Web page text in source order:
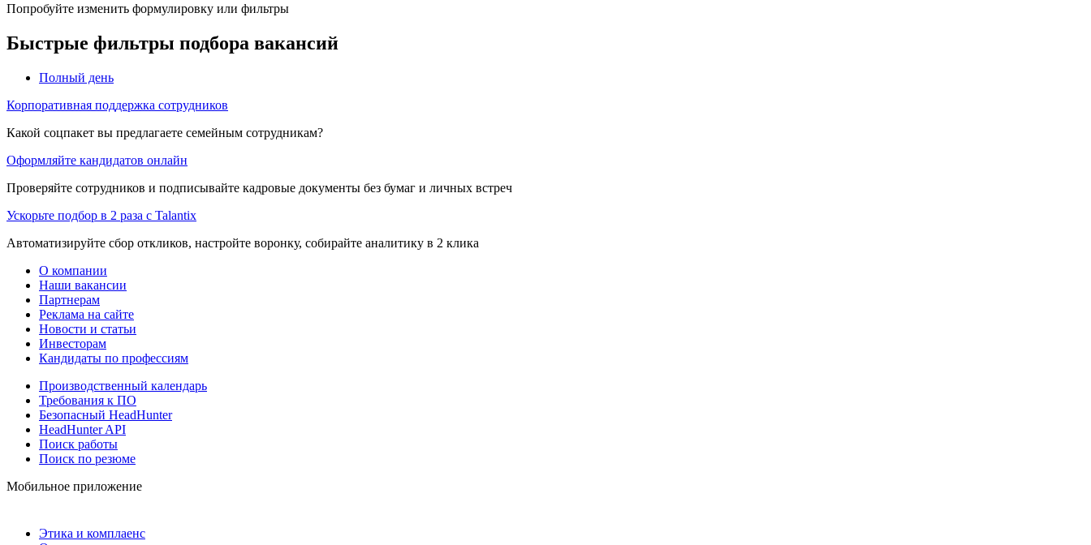
Попробуйте изменить формулировку или фильтры
Быстрые фильтры подбора вакансий
Полный день
Корпоративная поддержка сотрудников
Какой соцпакет вы предлагаете семейным сотрудникам?
Оформляйте кандидатов онлайн
Проверяйте сотрудников и подписывайте кадровые документы без бумаг и личных встреч
Ускорьте подбор в 2 раза с Talantix
Автоматизируйте сбор откликов, настройте воронку, собирайте аналитику в 2 клика
О компании
Наши вакансии
Партнерам
Реклама на сайте
Новости и статьи
Инвесторам
Кандидаты по профессиям
Производственный календарь
Требования к ПО
Безопасный HeadHunter
HeadHunter API
Поиск работы
Поиск по резюме
Мобильное приложение
Этика и комплаенс